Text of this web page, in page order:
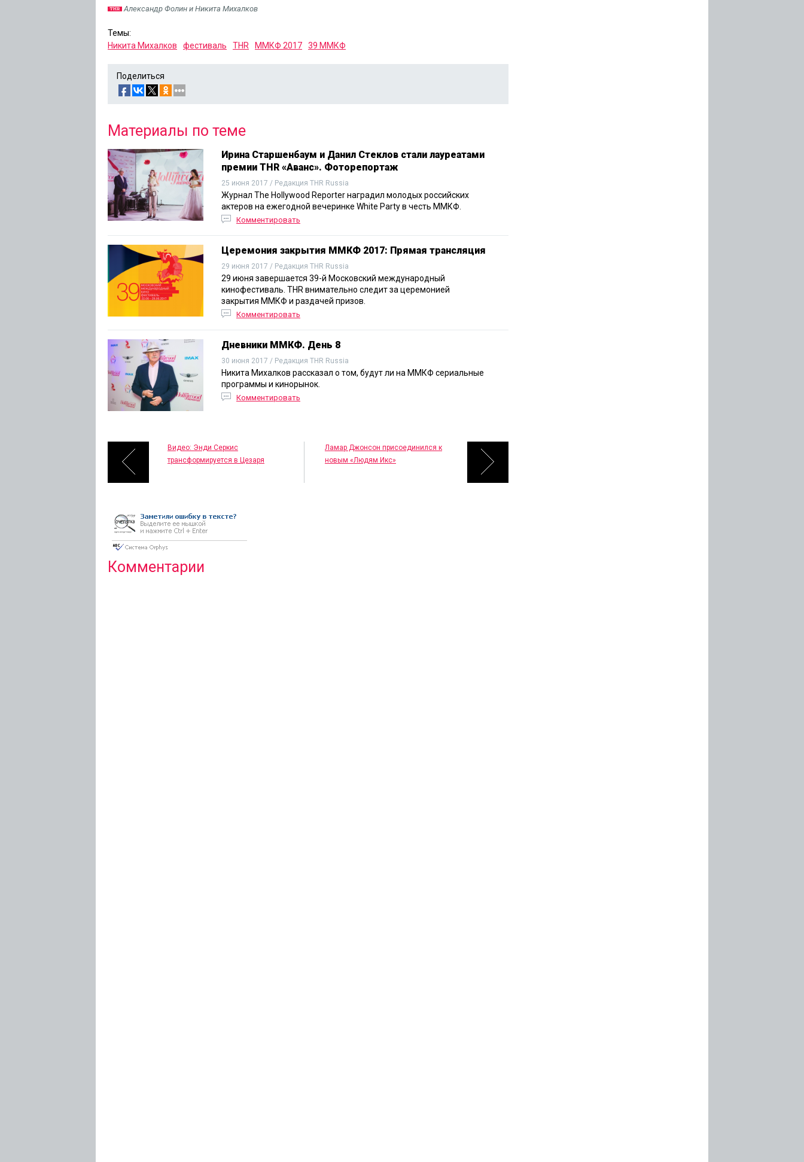
Александр Фолин и Никита Михалков
Темы:
Никита Михалков
фестиваль THR ММКФ 2017 39 ММКФ
Поделиться
Материалы по теме
Ирина Старшенбаум и Данил Стеклов стали лауреатами
премии THR «Аванс». Фоторепортаж
25 июня 2017 / Редакция THR Russia
Журнал The Hollywood Reporter наградил молодых российских
актеров на ежегодной вечеринке White Party в честь ММКФ.
Комментировать
Церемония закрытия ММКФ 2017: Прямая трансляция
29 июня 2017 / Редакция THR Russia
29 июня завершается 39-й Московский международный
кинофестиваль. THR внимательно следит за церемонией
закрытия ММКФ и раздачей призов.
Комментировать
Дневники ММКФ. День 8
30 июня 2017 / Редакция THR Russia
Никита Михалков рассказал о том, будут ли на ММКФ сериальные
программы и кинорынок.
Комментировать
Видео: Энди Серкис
трансформируется в Цезаря
Ламар Джонсон присоединился к
новым «Людям Икс»
Комментарии